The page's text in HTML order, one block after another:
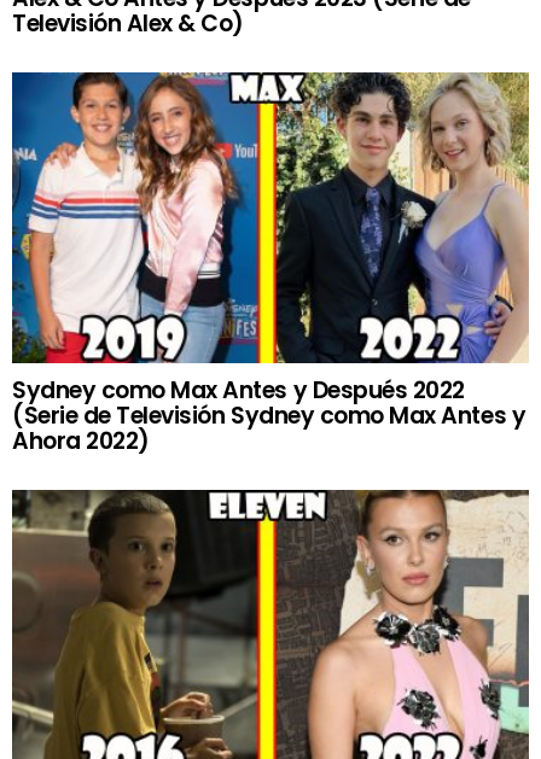
Televisión Alex & Co)
Sydney como Max Antes y Después 2022
(Serie de Televisión Sydney como Max Antes y
Ahora 2022)